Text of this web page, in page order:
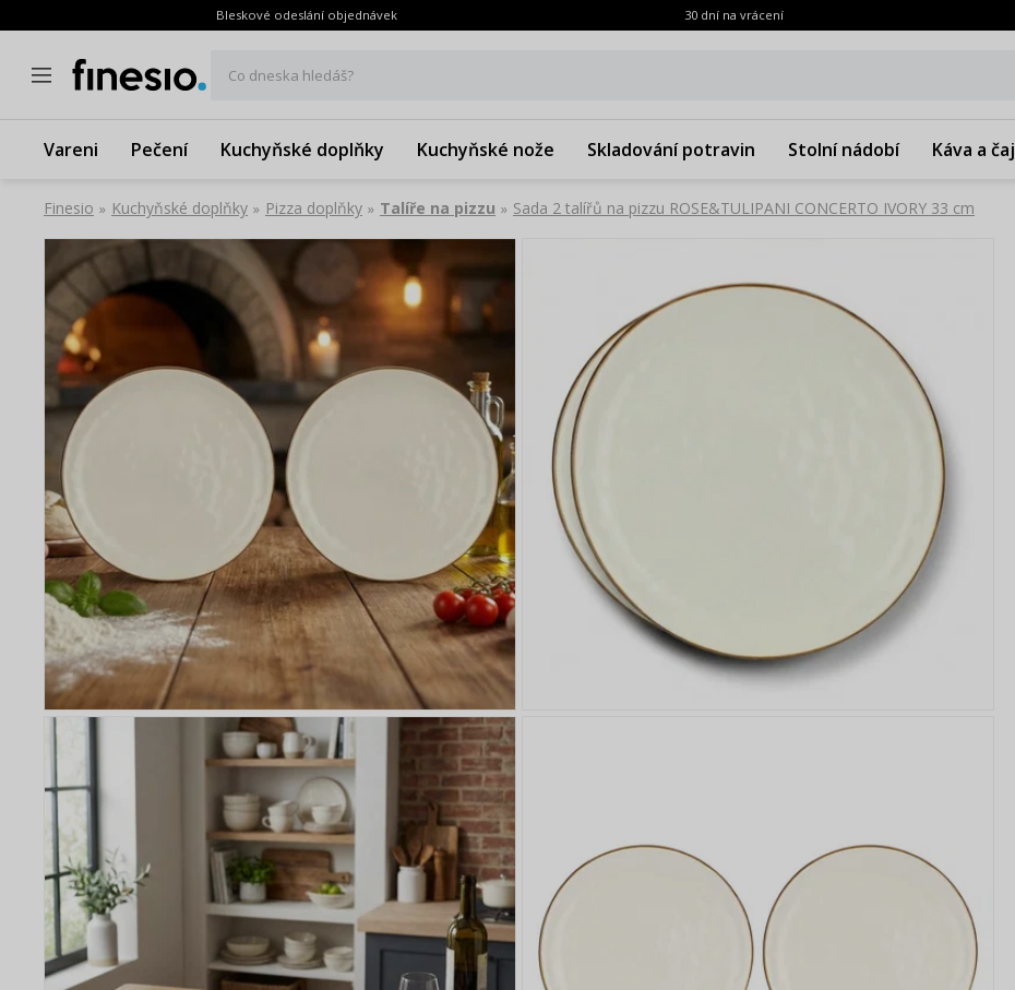
Bleskové odeslání objednávek 30 dní na vrácení
Co dneska hledáš?
Vareni Pečení Kuchyňské doplňky Kuchyňské nože Skladování potravin Stolní nádobí Káva a čaj
Finesio » Kuchyňské doplňky » Pizza doplňky » Talíře na pizzu » Sada 2 talířů na pizzu ROSE&TULIPANI CONCERTO IVORY 33 cm